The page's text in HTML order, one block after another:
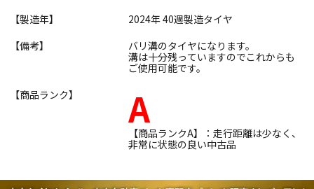
【製造年】
2024年 40週製造タイヤ
【備考】
バリ溝のタイヤになります。
溝は十分残っていますのでこれからも
ご使用可能です。
【商品ランク】
A
【商品ランクA】：走行距離は少なく、
非常に状態の良い中古品